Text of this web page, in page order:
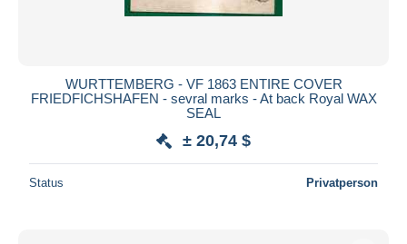
WURTTEMBERG - VF 1863 ENTIRE COVER
FRIEDFICHSHAFEN - sevral marks - At back Royal WAX
SEAL
± 20,74 $
Status Privatperson